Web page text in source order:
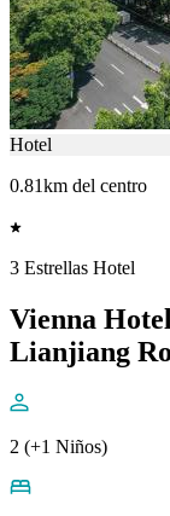
Hotel
0.81km del centro
3 Estrellas Hotel
Vienna
Lianjiang
2 (+1 Niños)